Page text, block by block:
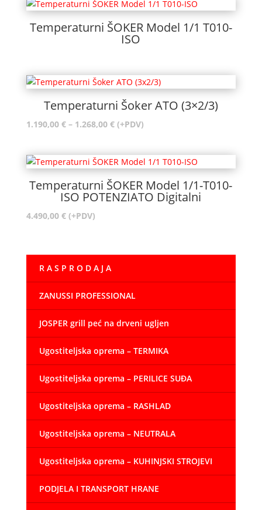
Temperaturni ŠOKER Model 1/1 T010-
ISO
Temperaturni Šoker ATO (3×2/3)
1.190,00 € – 1.268,00 €Raspon
1.190,00 €
1.268,00 €
(+PDV)
Temperaturni ŠOKER Model 1/1-T010-
ISO POTENZIATO Digitalni
4.490,00 € (+PDV)
R A S P R O D A J A
ZANUSSI PROFESSIONAL
JOSPER grill peć na drveni ugljen
Ugostiteljska oprema – TERMIKA
Ugostiteljska oprema – PERILICE SUĐA
Ugostiteljska oprema – RASHLAD
Ugostiteljska oprema – NEUTRALA
Ugostiteljska oprema – KUHINJSKI STROJEVI
PODJELA I TRANSPORT HRANE